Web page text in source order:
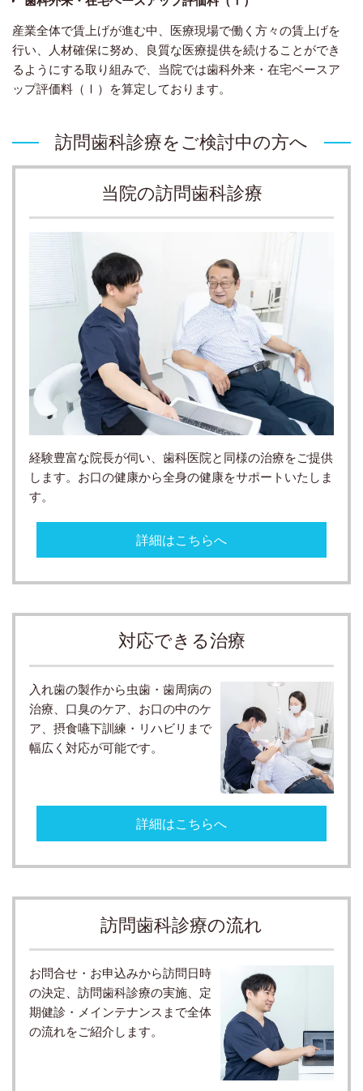
産業全体で賃上げが進む中、医療現場で働く方々の賃上げを
行い、人材確保に努め、良質な医療提供を続けることができ
るようにする取り組みで、当院では歯科外来・在宅ベースア
ップ評価料（Ⅰ）を算定しております。
訪問歯科診療をご検討中の方へ
当院の訪問歯科診療
経験豊富な院長が伺い、歯科医院と同様の治療をご提供
します。お口の健康から全身の健康をサポートいたしま
す。
詳細はこちらへ
対応できる治療
入れ歯の製作から虫歯・歯周病の
治療、口臭のケア、お口の中のケ
ア、摂食嚥下訓練・リハビリまで
幅広く対応が可能です。
詳細はこちらへ
訪問歯科診療の流れ
お問合せ・お申込みから訪問日時
の決定、訪問歯科診療の実施、定
期健診・メインテナンスまで全体
の流れをご紹介します。